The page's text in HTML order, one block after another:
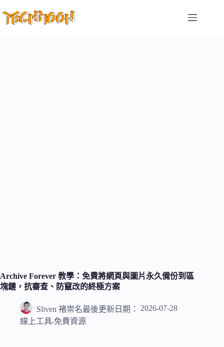
至
Archive Forever 教學：免費將網頁與圖片永久備份到區
塊鏈，抗審查、防竄改的終極方案
Sliven 褚崇名最後更新日期：
2026-07-28
線上工具,免費資源